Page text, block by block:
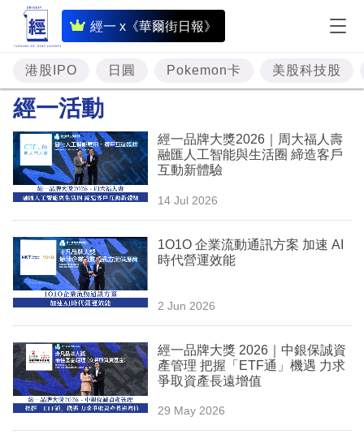
經一 x《華爾街日報》
即
時
財
經
題
投
資
樓
市
理
商
業
科
技
港股IPO 日圓 Pokemon卡 美股科技股
經一活動
經一品牌大獎2026｜周大福人壽
融匯人工智能與生活圈 締造客戶
互動新體驗
14 Jul 2026
1O1O 企業流動通訊方案 加速 AI
時代營運效能
2 Jun 2026
經一品牌大獎 2026｜中銀保誠資
產管理 把握「ETF通」機遇 力求
爭取資產長遠增值
29 May 2026